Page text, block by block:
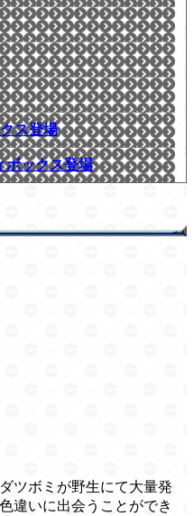
ス登場
ボックス登場
ツボミが野生にて大量発
違いに出会うことができ